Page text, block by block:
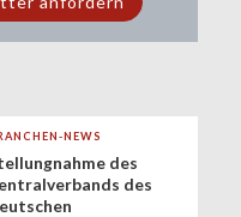
NEWS
des
des